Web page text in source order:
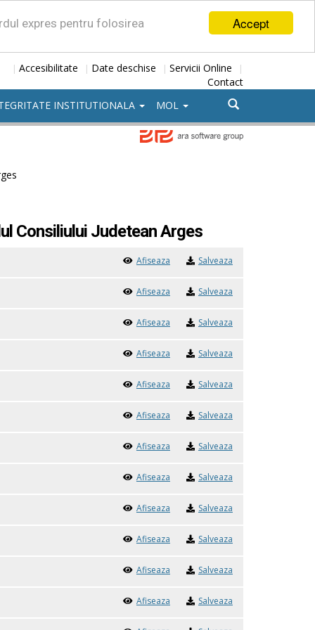
Accept
expres pentru folosirea
| Accesibilitate | Date deschise | Servicii Online |
Contact
INSTITUTIONALA MOL
Consiliului Judetean Arges
Afiseaza Salveaza
Afiseaza Salveaza
Afiseaza Salveaza
Afiseaza Salveaza
Afiseaza Salveaza
Afiseaza Salveaza
Afiseaza Salveaza
Afiseaza Salveaza
Afiseaza Salveaza
Afiseaza Salveaza
Afiseaza Salveaza
Afiseaza Salveaza